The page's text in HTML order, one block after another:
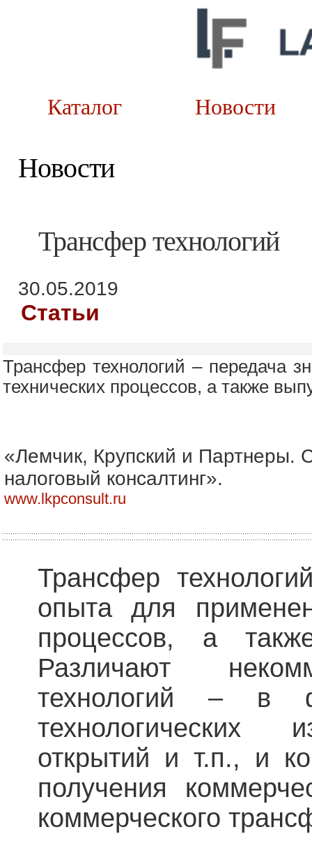
Каталог
Новости
Трансфер технологий
30.05.2019
Статьи
Трансфер технологий – передача
технических процессов, а также
«Лемчик, Крупский и Партнеры.
налоговый консалтинг».
www.lkpconsult.ru
Трансфер
опыта для
процессов, а
Различают
технологий – в
технологических
открытий и т.п., и
получения
коммерческого